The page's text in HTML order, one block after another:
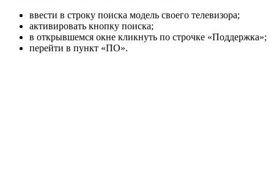
ввести в строку поиска модель своего телевизора;
активировать кнопку поиска;
в открывшемся окне кликнуть по строчке «Поддержка»;
перейти в пункт «ПО».